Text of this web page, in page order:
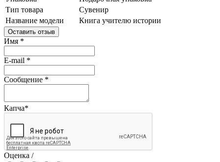
Тип товара
Сувенир
Название модели
Книга учителю истории
Оставить отзыв
Имя *
E-mail *
Сообщение *
Капча*
Оценка /